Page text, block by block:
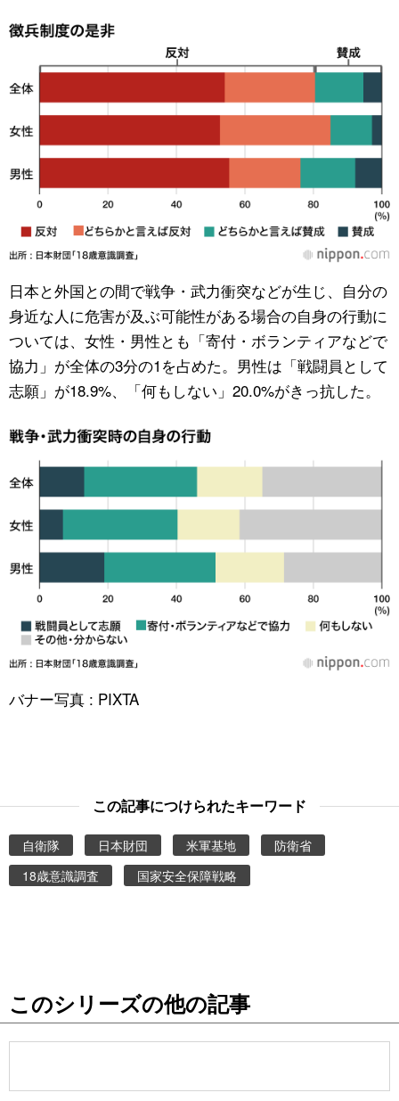
日本と外国との間で戦争・武力衝突などが生じ、自分の
身近な人に危害が及ぶ可能性がある場合の自身の行動に
ついては、女性・男性とも「寄付・ボランティアなどで
協力」が全体の3分の1を占めた。男性は「戦闘員として
志願」が18.9%、「何もしない」20.0%がきっ抗した。
バナー写真 : PIXTA
この記事につけられたキーワード
自衛隊 日本財団 米軍基地
防衛省
18歳意識調査
国家安全保障戦略
このシリーズの他の記事